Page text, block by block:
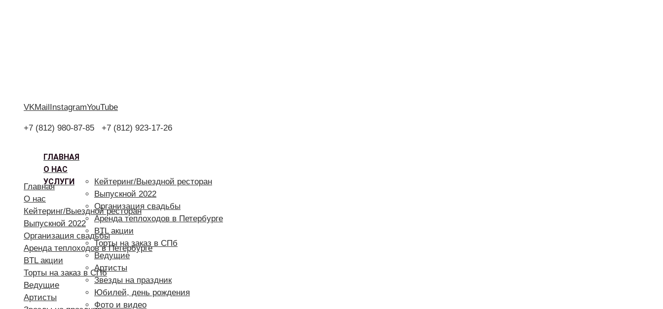
VKMailInstagramYouTube
+7 (812) 980-87-85 +7 (812) 923-17-26
ГЛАВНАЯ
О НАС
УСЛУГИ
Кейтеринг/Выездной ресторан
Выпускной 2022
Организация свадьбы
Аренда теплоходов в Петербурге
BTL акции
Торты на заказ в СПб
Ведущие
Артисты
Звезды на праздник
Юбилей, день рождения
Фото и видео
Главная
О нас
Кейтеринг/Выездной ресторан
Выпускной 2022
Организация свадьбы
Аренда теплоходов в Петербурге
BTL акции
Торты на заказ в СПб
Ведущие
Артисты